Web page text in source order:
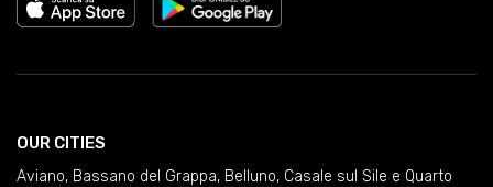
OUR CITIES
Aviano, Bassano del Grappa, Belluno, Casale sul Sile e Quarto